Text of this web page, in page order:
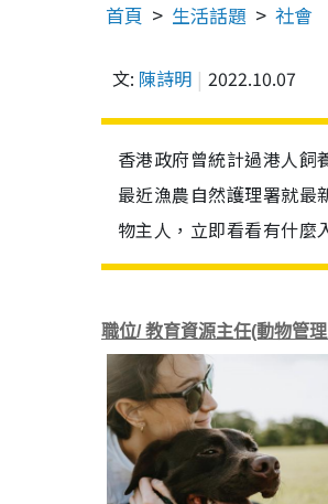
首頁 生活話題 社會
文: 陳詩明 2022.10.07
香港政府曾統計過港人飼
最近漁農自然護理署就
物主人，立即看看有什麼
職位/教育資源主任(動物管